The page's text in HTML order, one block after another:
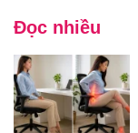
Đọc nhiều